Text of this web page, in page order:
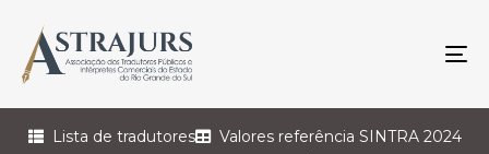
Lista de tradutores
Valores referência SINTRA 2024